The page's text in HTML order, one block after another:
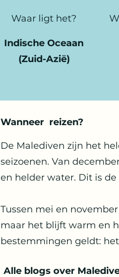
Waar ligt het?
Indische Oceaan
(Zuid-Azië)
Wanneer reizen?
De Malediven zijn het
seizoenen. Van
en helder water. Dit is
Tussen mei en
maar het blijft warm en
bestemmingen geldt:
Alle blogs over